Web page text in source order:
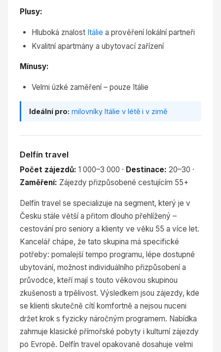
Plusy:
Hluboká znalost Itálie a prověření lokální partneři
Kvalitní apartmány a ubytovací zařízení
Mínusy:
Velmi úzké zaměření – pouze Itálie
Ideální pro: milovníky Itálie v létě i v zimě
Delfín travel
Počet zájezdů: 1 000–3 000 · Destinace: 20–30 ·
Zaměření: Zájezdy přizpůsobené cestujícím 55+
Delfín travel se specializuje na segment, který je v
Česku stále větší a přitom dlouho přehlížený –
cestování pro seniory a klienty ve věku 55 a více let.
Kancelář chápe, že tato skupina má specifické
potřeby: pomalejší tempo programu, lépe dostupné
ubytování, možnost individuálního přizpůsobení a
průvodce, kteří mají s touto věkovou skupinou
zkušenosti a trpělivost. Výsledkem jsou zájezdy, kde
se klienti skutečně cítí komfortně a nejsou nuceni
držet krok s fyzicky náročným programem. Nabídka
zahrnuje klasické přímořské pobyty i kulturní zájezdy
po Evropě. Delfín travel opakovaně dosahuje velmi